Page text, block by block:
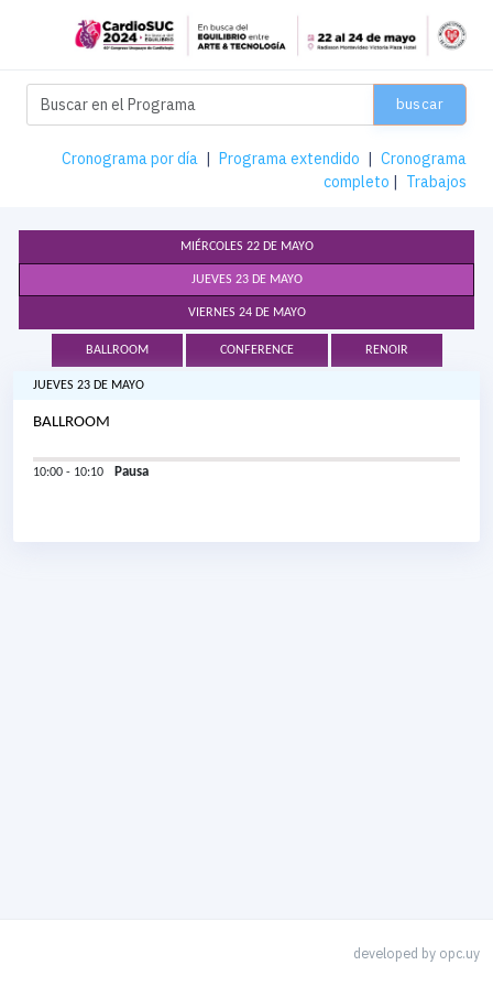
buscar
Cronograma por día | Programa extendido | Cronograma
completo | Trabajos
MIÉRCOLES 22 DE MAYO
JUEVES 23 DE MAYO
VIERNES 24 DE MAYO
BALLROOM CONFERENCE RENOIR
JUEVES 23 DE MAYO
BALLROOM
10:00 - 10:10 Pausa
developed by opc.uy